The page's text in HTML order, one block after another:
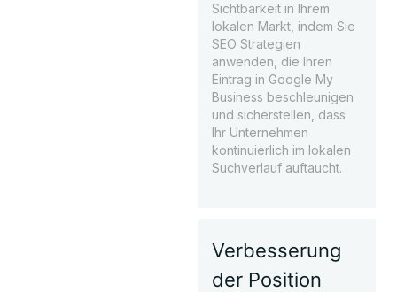
Sichtbarkeit in Ihrem
lokalen Markt, indem Sie
SEO Strategien
anwenden, die Ihren
Eintrag in Google My
Business beschleunigen
und sicherstellen, dass
Ihr Unternehmen
kontinuierlich im lokalen
Suchverlauf auftaucht.
Verbesserung
der Position